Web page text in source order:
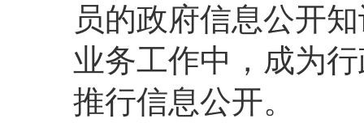
员的政府信息公开
业务工作中，成为
推行信息公开。